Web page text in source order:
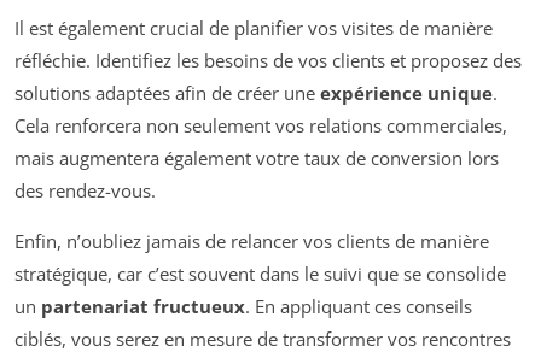
Il est également crucial de planifier vos visites de manière
réfléchie. Identifiez les besoins de vos clients et proposez des
solutions adaptées afin de créer une expérience unique.
Cela renforcera non seulement vos relations commerciales,
mais augmentera également votre taux de conversion lors
des rendez-vous.
Enfin, n’oubliez jamais de relancer vos clients de manière
stratégique, car c’est souvent dans le suivi que se consolide
un partenariat fructueux. En appliquant ces conseils
ciblés, vous serez en mesure de transformer vos rencontres